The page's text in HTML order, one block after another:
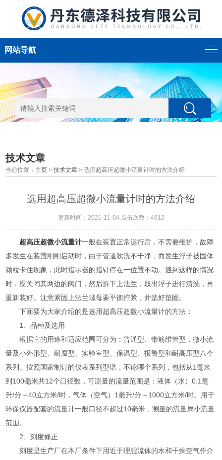
网站导航
技术文章
当前位置： 主页 >技术文章 > 选用超高压超微小流量计时的方法介绍
选用超高压超微小流量计时的方法介绍
更新时间：2021-11-04 点击次数：4912
超高压超微小流量计一般在装置正常运行后，不需要维护，故障
多发生在装置刚刚启动时，由于管道吹洗不干净，而发生浮子被固体
颗粒卡住现象，此时指示器的指针停在一位置不动。遇到这样的情况
时，应关闭其两边的阀门，然后拆下上法兰，取出浮子进行清洗，再
重新装好。注意紧固上法兰螺母要平衡拧紧，并垫好垫圈。
下面要为大家介绍的是选用超高压超微小流量计的方法：
1、品种及选用
根据它的用途和适应范围可分为：普通型、带筋维管型，微小流
量及小外形型、耐腐型、实验室型、保温型、报警型和耐高压型八个
系列。按照国家制订的仪表系列型谱，不论哪个系列，包括从1毫米
到100毫米共12个口径数，可测量的流量范围是：液体（水）0.1毫
升/分～40立方米/时，气体（空气）1毫升/分～1000立方米/时。用于
环保仪器配套的流量计一般口径不超过10毫米，测量的流量属小流量
范围。
2、刻度修正
刻度是生产厂在本厂条件下用近于理想流体的水和干燥空气作介